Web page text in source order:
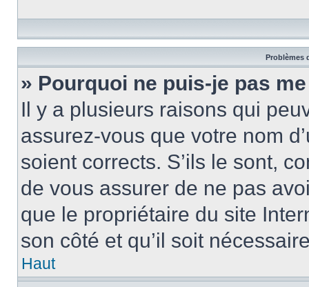
Problèmes
» Pourquoi ne puis-je pas
Il y a plusieurs raisons qui
assurez-vous que votre nom
soient corrects. S’ils le sont,
de vous assurer de ne pas
que le propriétaire du site
son côté et qu’il soit
Haut